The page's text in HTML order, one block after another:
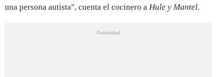
una persona autista", cuenta el cocinero a Hule y Mantel.